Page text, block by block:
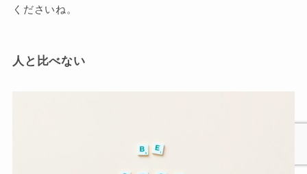
くださいね。
人と比べない